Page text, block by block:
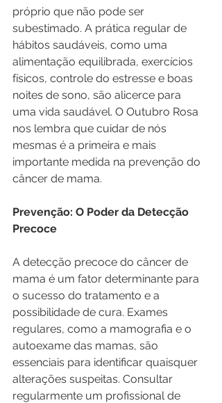
próprio que não pode ser
subestimado. A prática regular de
hábitos saudáveis, como uma
alimentação equilibrada, exercícios
físicos, controle do estresse e boas
noites de sono, são alicerce para
uma vida saudável. O Outubro Rosa
nos lembra que cuidar de nós
mesmas é a primeira e mais
importante medida na prevenção do
câncer de mama.
Prevenção: O Poder da Detecção
Precoce
A detecção precoce do câncer de
mama é um fator determinante para
o sucesso do tratamento e a
possibilidade de cura. Exames
regulares, como a mamografia e o
autoexame das mamas, são
essenciais para identificar quaisquer
alterações suspeitas. Consultar
regularmente um profissional de